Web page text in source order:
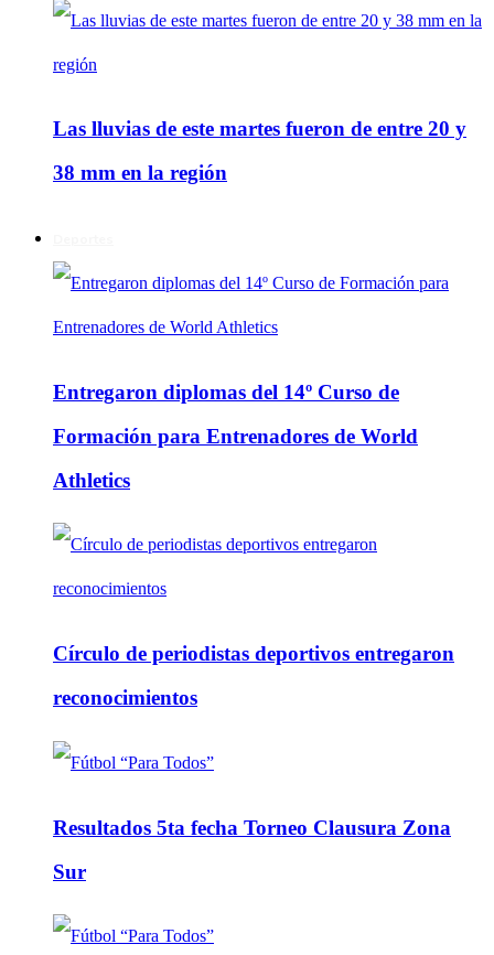
Las lluvias de este martes fueron de entre 20 y
38 mm en la región
Entregaron diplomas del 14º Curso de
Formación para Entrenadores de World
Athletics
Círculo de periodistas deportivos entregaron
reconocimientos
Resultados 5ta fecha Torneo Clausura Zona
Sur